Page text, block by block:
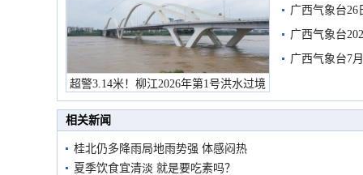
超警3.14米！柳江2026年第1号洪水过境
市民在堤岸见证汛况
有较强降雨
广西气象台26
广西气象台
预警
广西气象台7
相关新闻
桂北仍多降雨局地雨势强 体感闷热
夏季饮食宜清淡 就是要吃素吗？